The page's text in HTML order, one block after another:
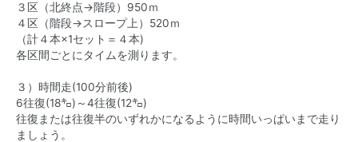
３区（北終点→階段）950ｍ
４区（階段→スロープ上）520ｍ
（計４本×1セット＝４本)
各区間ごとにタイムを測ります。
３）時間走(100分前後)
6往復(18㌔)～4往復(12㌔)
往復または往復半のいずれかになるように時間いっぱいまで走り
ましょう。